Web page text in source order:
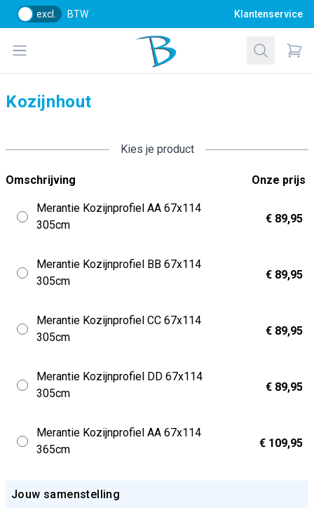
excl. BTW Klantenservice
Open menu
Bol Glascentrum B.V.
Zoeken
Kozijnhout
Kies je product
Omschrijving Onze prijs
Merantie Kozijnprofiel AA 67x114
305cm
€ 89,95
Merantie Kozijnprofiel BB 67x114
305cm
€ 89,95
Merantie Kozijnprofiel CC 67x114
305cm
€ 89,95
Merantie Kozijnprofiel DD 67x114
305cm
€ 89,95
Merantie Kozijnprofiel AA 67x114
365cm
€ 109,95
Jouw samenstelling